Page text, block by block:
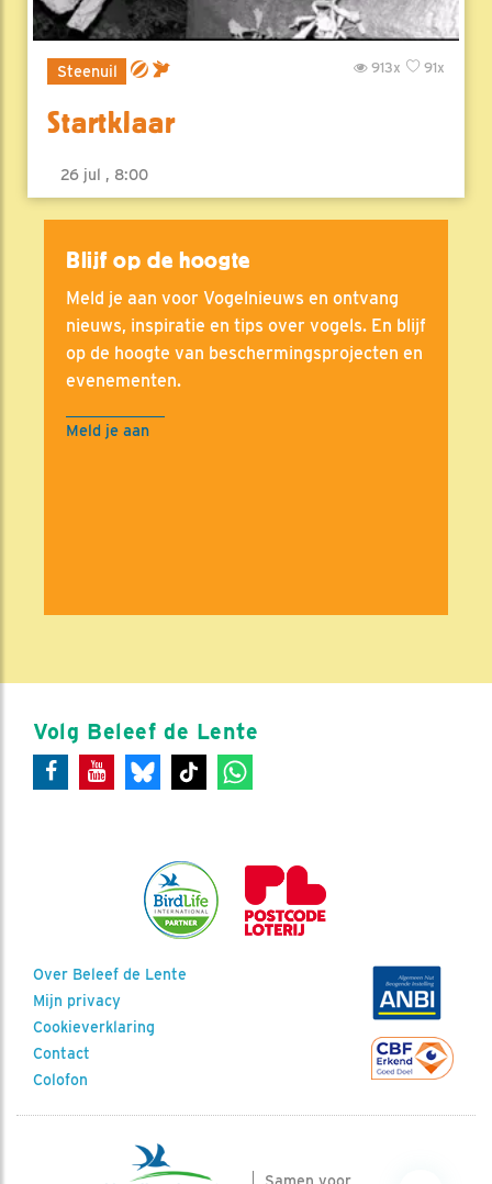
Steenuil 91x
913x
Startklaar
26 jul , 8:00
Blijf op de hoogte
Meld je aan voor Vogelnieuws en ontvang
nieuws, inspiratie en tips over vogels. En blijf
op de hoogte van beschermingsprojecten en
evenementen.
Meld je aan
Volg Beleef de Lente
Over Beleef de Lente
Mijn privacy
Cookieverklaring
Contact
Colofon